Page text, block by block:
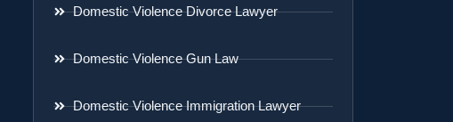
Domestic Violence Divorce Lawyer
Domestic Violence Gun Law
Domestic Violence Immigration Lawyer